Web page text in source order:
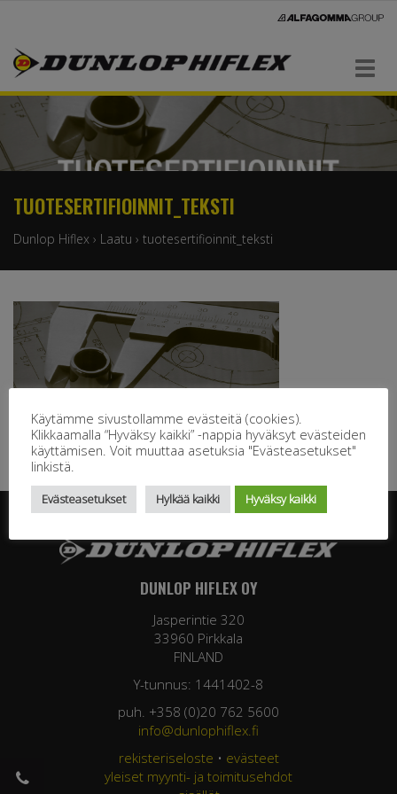
Navigaatio
TUOTESERTIFIOINNIT_TEKSTI
Dunlop Hiflex › Laatu › tuotesertifioinnit_teksti
DUNLOP HIFLEX OY
Jasperintie 320
33960 Pirkkala
FINLAND
Y-tunnus: 1441402-8
puh. +358 (0)20 762 5600
info@dunlophiflex.fi
rekisteriseloste • evästeet
yleiset myynti- ja toimitusehdot
Käytämme sivustollamme evästeitä (cookies).
Klikkaamalla “Hyväksy kaikki” -nappia hyväksyt evästeiden
käyttämisen. Voit muuttaa asetuksia "Evästeasetukset"
linkistä.
Evästeasetukset Hylkää kaikki Hyväksy kaikki